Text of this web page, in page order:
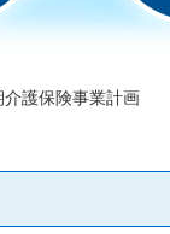
護保険事業計画